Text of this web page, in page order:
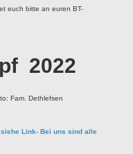
euch bitte an euren BT-
2022
Fam. Dethlefsen
siehe Link- Bei uns sind alle